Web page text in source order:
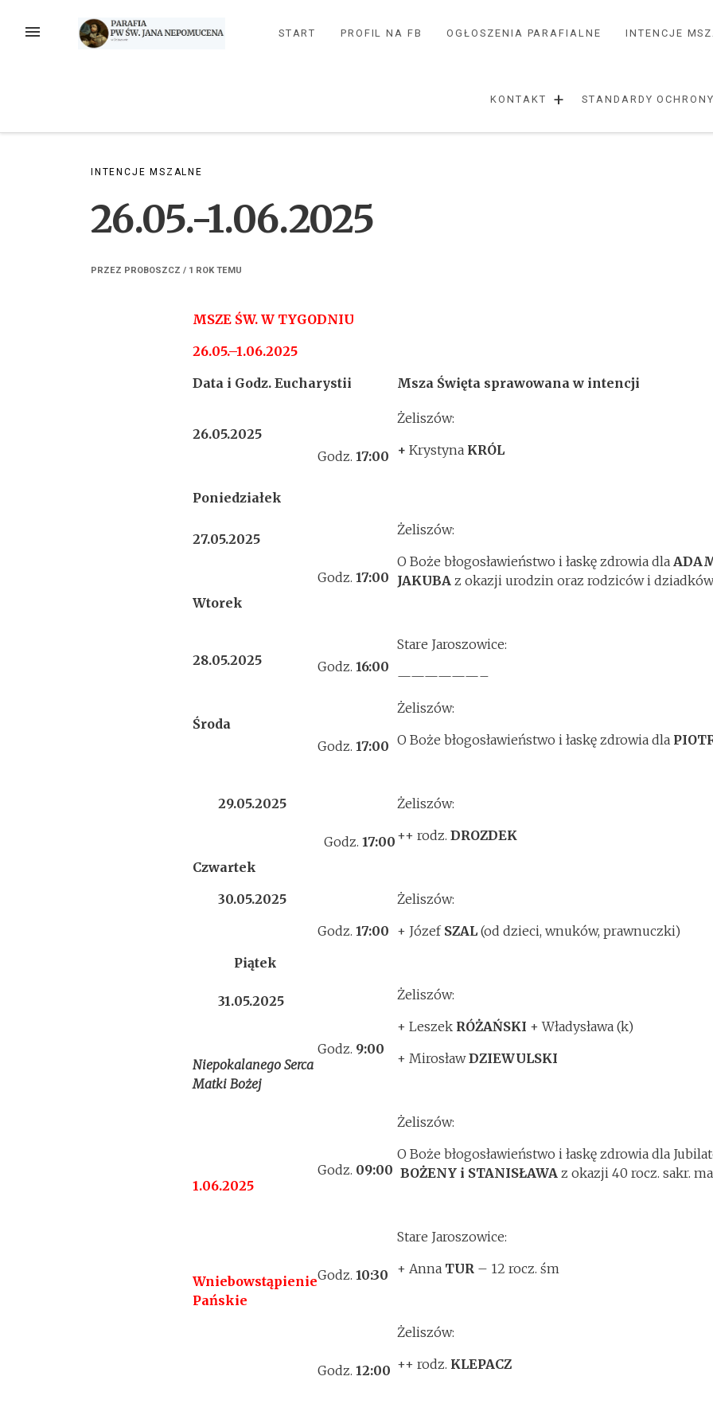
MENU START PROFIL NA FB OGŁOSZENIA PARAFIALNE INTENCJE
KONTAKT + STANDARDY
INTENCJE MSZALNE
26.05.-1.06.2025
PRZEZ PROBOSZCZ / 1 ROK TEMU
MSZE ŚW. W TYGODNIU
26.05.–1.06.2025
Data i Godz. Eucharystii
Msza Święta sprawowana w intencji
26.05.2025
Poniedziałek
Godz.17:00
Żeliszów:
+Krystyna KRÓL
27.05.2025
Wtorek
Godz.17:00
Żeliszów:
O Boże błogosławieństwo i łaskę zdrowia dla
JAKUBA z okazji urodzin oraz rodziców i
28.05.2025
Środa
Godz.16:00
Stare Jaroszowice:
——————–
Godz.17:00
Żeliszów:
O Boże błogosławieństwo i łaskę zdrowia dla
29.05.2025
Czwartek
Godz.17:00
Żeliszów:
++ rodz.DROZDEK
30.05.2025
Piątek
Godz.17:00
Żeliszów:
+ Józef SZAL (od dzieci, wnuków, prawnuczki)
31.05.2025
Niepokalanego Serca
Matki Bożej
Godz. 9:00
Żeliszów:
+ Leszek RÓŻAŃSKI + Władysława (k)
+ MirosławDZIEWULSKI
1.06.2025
Wniebowstąpienie
Pańskie
Godz. 09:00
Żeliszów:
O Boże błogosławieństwo i łaskę zdrowia dla
BOŻENY i STANISŁAWAz okazji 40 rocz. sakr.
Godz.10:30
Stare Jaroszowice:
+ Anna TUR – 12 rocz. śm
Godz.12:00
Żeliszów:
++ rodz. KLEPACZ